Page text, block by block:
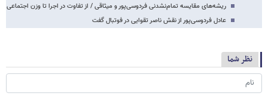
ریشه‌های مقایسه تمام‌نشدنی فردوسی‌پور و میثاقی / از تفاوت در اجرا تا وزن اجتماعی
عادل فردوسی‌پور از نقش ناصر تقوایی در فوتبال گفت
نظر شما